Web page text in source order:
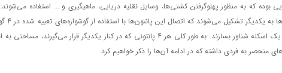
بوده که به منظور پهلوگرفتن کشتی‌ها، وسایل نقلیه دریایی، ماهیگیری و ... استفاده
منحصر به فردی داشته که در ادامه آن‌ها را ذکر خواهیم کرد.